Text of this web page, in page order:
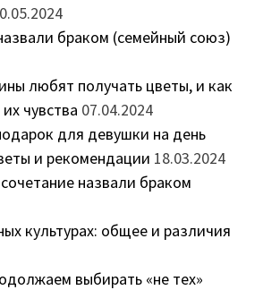
браком (семейный союз)
любят получать цветы, и как
чувства 07.04.2024
для девушки на день
и рекомендации 18.03.2024
назвали браком
культурах: общее и различия
выбирать «не тех»